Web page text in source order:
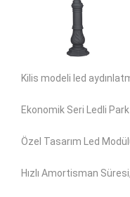
Kilis modeli led
Ekonomik Seri Ledli
Özel Tasarım Led
Hızlı Amortisman